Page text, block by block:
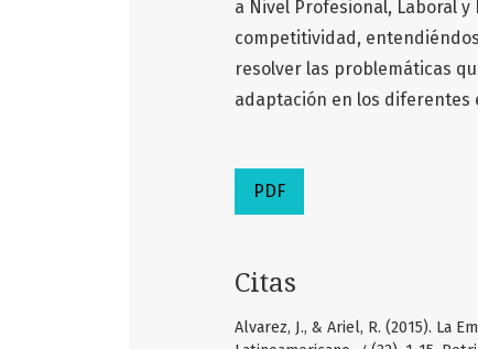
a Nivel Profesional, Laboral
competitividad,
resolver las problemáticas
adaptación en los diferentes
PDF
Citas
Alvarez, J., & Ariel, R. (2015). La